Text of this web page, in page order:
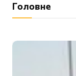
Головне